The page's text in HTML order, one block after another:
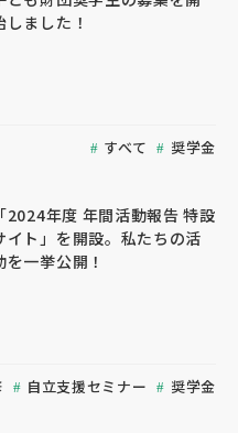
しました！
すべて 奨学金
「2024年度 年間活動報告 特設
イト」を開設。私たちの活
を一挙公開！
自立支援セミナー 奨学金